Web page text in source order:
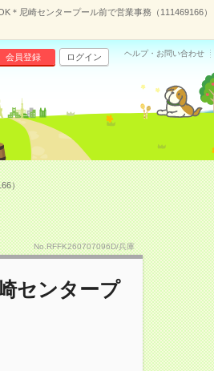
＊尼崎センタープール前で営業事務（111469166）
会員登録 ログイン ヘルプ・お問い合わせ
）
No.RFFK260707096D/兵庫
センタープ